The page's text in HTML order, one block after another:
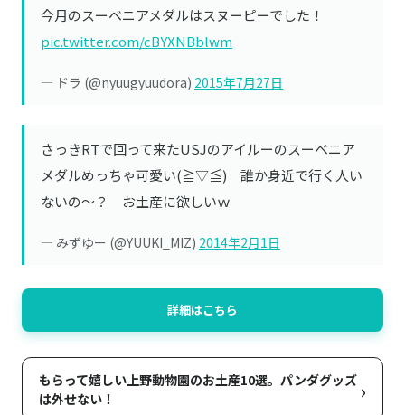
今月のスーベニアメダルはスヌーピーでした！
pic.twitter.com/cBYXNBblwm
— ドラ (@nyuugyuudora) 2015年7月27日
さっきRTで回って来たUSJのアイルーのスーベニア
メダルめっちゃ可愛い(≧▽≦) 誰か身近で行く人い
ないの～？ お土産に欲しいｗ
— みずゆー (@YUUKI_MIZ) 2014年2月1日
詳細はこちら
もらって嬉しい上野動物園のお土産10選。パンダグッズ
は外せない！
›